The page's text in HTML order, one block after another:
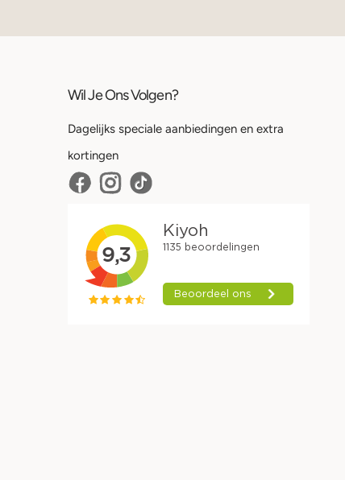
Wil Je Ons Volgen?
Dagelijks speciale aanbiedingen en extra
kortingen